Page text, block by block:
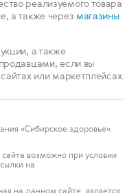
реализуемого товара
а также через магазины
а также
если вы
или маркетплейсах.
«Сибирское здоровье».
возможно при условии
на